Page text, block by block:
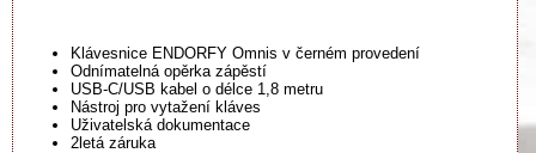
Klávesnice ENDORFY Omnis v černém provedení
Odnímatelná opěrka zápěstí
USB-C/USB kabel o délce 1,8 metru
Nástroj pro vytažení kláves
Uživatelská dokumentace
2letá záruka